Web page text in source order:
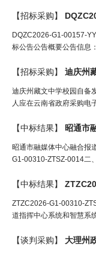
【招标采购】
DQZC2026-G1-00157-
标公告公告概要公告信息
【招标采购】 迪庆州
迪庆州藏文中学校园自备
人应在云南省政府采购电
【中标结果】 昭通市
昭通市融媒体中心融合报
G1-00310-ZTSZ-0014二
【中标结果】
ZTZC2026-G1-00310-
道指挥中心系统和智慧系
【谈判采购】